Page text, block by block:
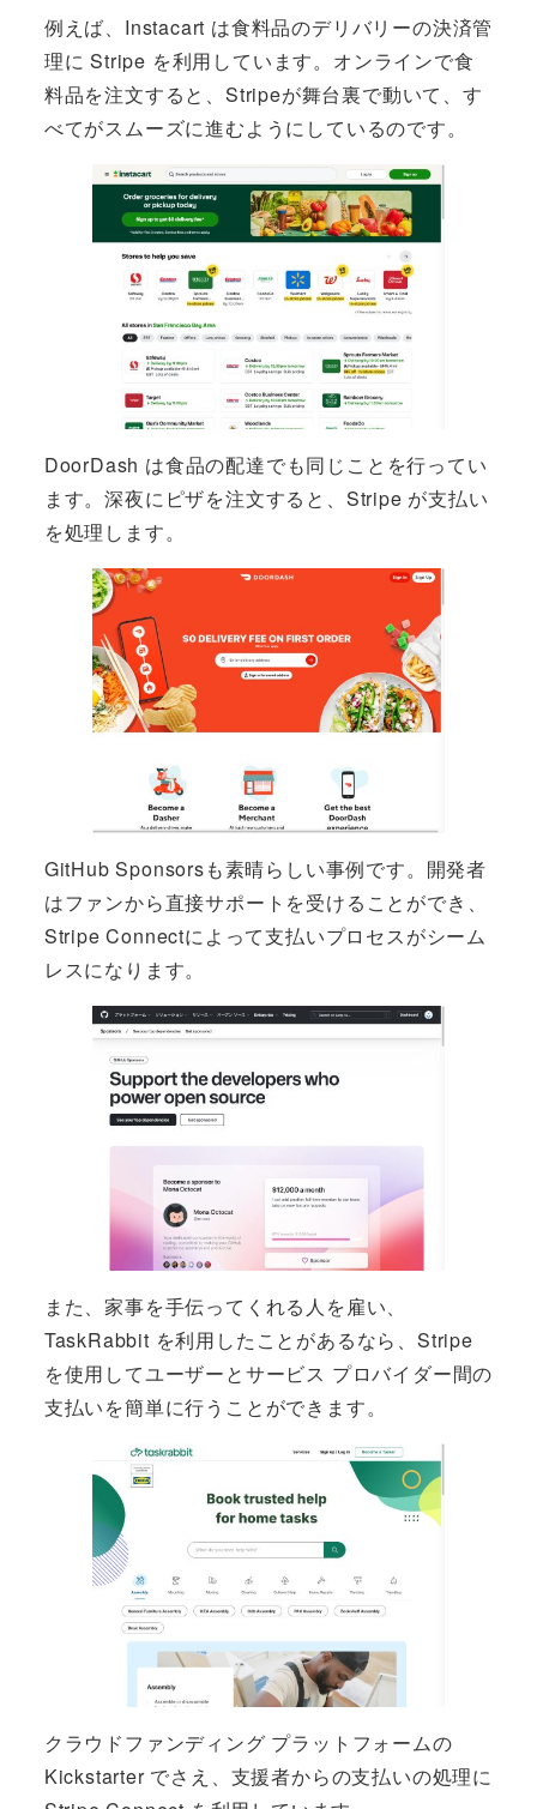
例えば、Instacart は食料品のデリバリーの決済管
理に Stripe を利用しています。オンラインで食
料品を注文すると、Stripeが舞台裏で動いて、す
べてがスムーズに進むようにしているのです。
DoorDash は食品の配達でも同じことを行ってい
ます。深夜にピザを注文すると、Stripe が支払い
を処理します。
GitHub Sponsorsも素晴らしい事例です。開発者
はファンから直接サポートを受けることができ、
Stripe Connectによって支払いプロセスがシーム
レスになります。
また、家事を手伝ってくれる人を雇い、
TaskRabbit を利用したことがあるなら、Stripe
を使用してユーザーとサービス プロバイダー間の
支払いを簡単に行うことができます。
クラウドファンディング プラットフォームの
Kickstarter でさえ、支援者からの支払いの処理に